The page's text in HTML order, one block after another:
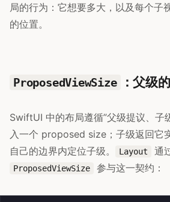
局的行为：它想要多大，以及每个子
的位置。
ProposedViewSize ：父级
SwiftUI 中的布局遵循”父级提议、子
入一个 proposed size；子级返回它
自己的边界内定位子级。
Layout 通
ProposedViewSize 参与这一契约：